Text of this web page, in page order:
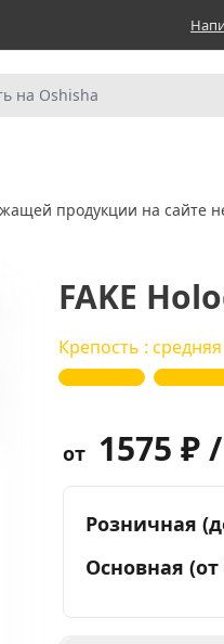
продукции на сайте
FAKE
Крепость : средняя
от 1575 ₽ /
Розничная
Основная (от